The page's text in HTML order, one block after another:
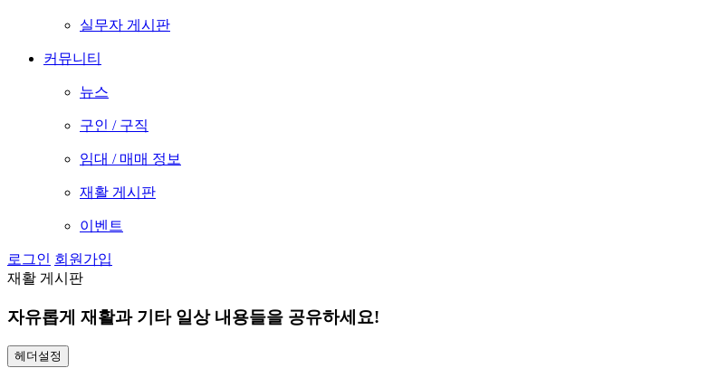
실무자 게시판
커뮤니티
뉴스
구인 / 구직
임대 / 매매 정보
재활 게시판
이벤트
로그인 회원가입
재활 게시판
자유롭게 재활과 기타 일상 내용들을 공유하세요!
헤더설정